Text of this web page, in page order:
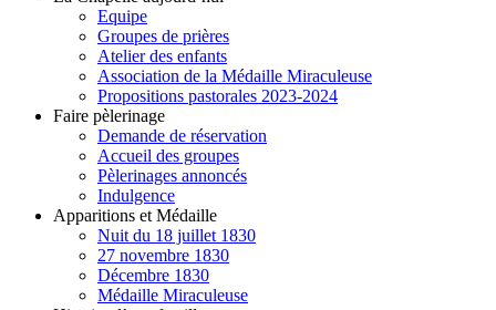
Equipe
Groupes de prières
Atelier des enfants
Association de la Médaille Miraculeuse
Propositions pastorales 2023-2024
Faire pèlerinage
Demande de réservation
Accueil des groupes
Pèlerinages annoncés
Indulgence
Apparitions et Médaille
Nuit du 18 juillet 1830
27 novembre 1830
Décembre 1830
Médaille Miraculeuse